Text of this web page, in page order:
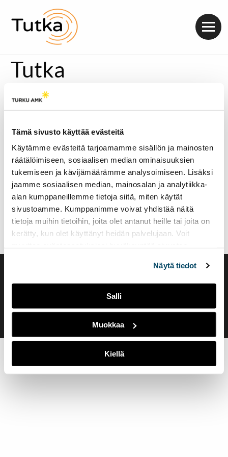
Tämä sivusto käyttää evästeitä
Käytämme evästeitä tarjoamamme sisällön ja mainosten
räätälöimiseen, sosiaalisen median ominaisuuksien
tukemiseen ja kävijämäärämme analysoimiseen. Lisäksi
jaamme sosiaalisen median, mainosalan ja analytiikka-
alan kumppaneillemme tietoja siitä, miten käytät
sivustoamme. Kumppanimme voivat yhdistää näitä
tietoja muihin tietoihin, joita olet antanut heille tai joita on
kerätty, kun olet käyttänyt heidän palvelujaan. Voit
Näytä tiedot
Salli
Muokkaa
Kiellä
Tutka
[metaslider id=21829]
Netin urheilujournalismin pelikentille on viime
tilanne ei ole helppo. Jopa jääkiekkojournalismin
kulttipelaajaksi kohonneen sivuston ura voisi jäädä
lyhyeksi, jos se alkaisi vasta nyt. Sisäpiirin kontaktit ja
riittävän rajattu kohdeyleisö ovat mediatutkijan
mukaan tärkeitä tekijöitä menestyvän
urheilusivuston taustalla.
Äänitoistin
00:00